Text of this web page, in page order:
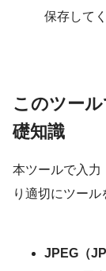
保存して
このツー
礎知識
本ツールで入力
り適切にツール
JPEG（